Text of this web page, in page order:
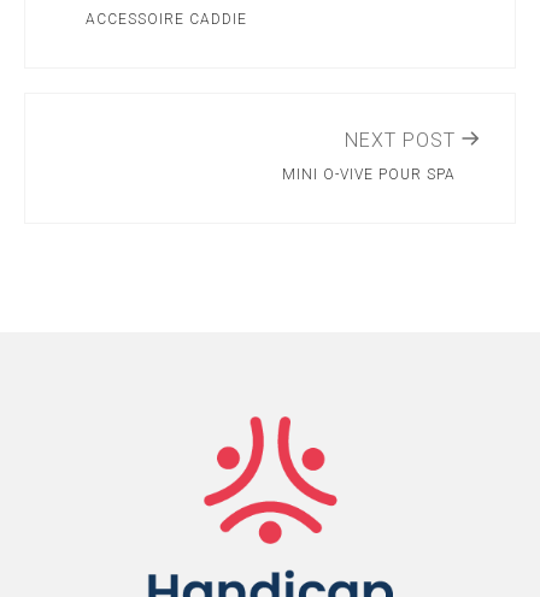
ACCESSOIRE CADDIE
NEXT POST
MINI O-VIVE POUR SPA